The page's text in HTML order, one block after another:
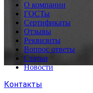
О компании
ГОСТы
Сертификаты
Отзывы
Реквизиты
Вопрос ответы
Статьи
Новости
Контакты